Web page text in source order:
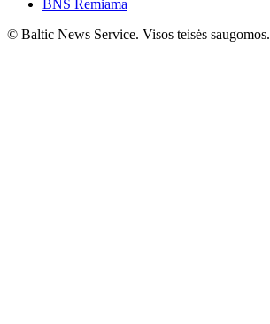
BNS Remiama
© Baltic News Service. Visos teisės saugomos.